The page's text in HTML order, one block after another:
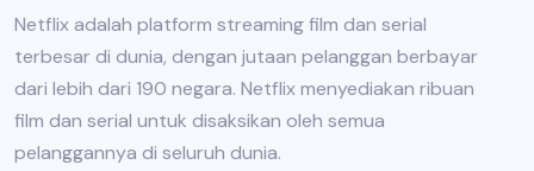
Netflix adalah platform streaming film dan serial
terbesar di dunia, dengan jutaan pelanggan berbayar
dari lebih dari 190 negara. Netflix menyediakan ribuan
film dan serial untuk disaksikan oleh semua
pelanggannya di seluruh dunia.